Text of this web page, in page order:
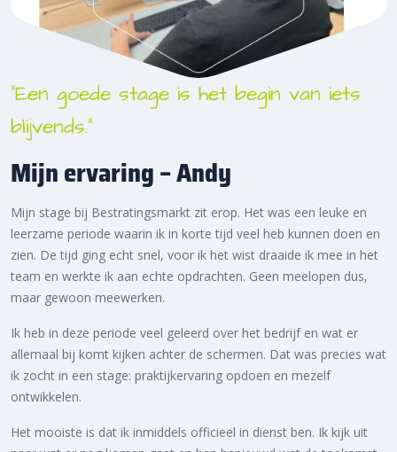
“Een goede stage is het begin van iets
blijvends.”
Mijn ervaring – Andy
Mijn stage bij Bestratingsmarkt zit erop. Het was een leuke en
leerzame periode waarin ik in korte tijd veel heb kunnen doen en
zien. De tijd ging echt snel, voor ik het wist draaide ik mee in het
team en werkte ik aan echte opdrachten. Geen meelopen dus,
maar gewoon meewerken.
Ik heb in deze periode veel geleerd over het bedrijf en wat er
allemaal bij komt kijken achter de schermen. Dat was precies wat
ik zocht in een stage: praktijkervaring opdoen en mezelf
ontwikkelen.
Het mooiste is dat ik inmiddels officieel in dienst ben. Ik kijk uit